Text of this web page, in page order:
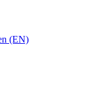
(EN)